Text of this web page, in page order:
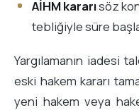
AİHM kararısöz
tebliğiyle süre
Yargılamanın iadesi
eski hakem kararı
yeni hakem veya